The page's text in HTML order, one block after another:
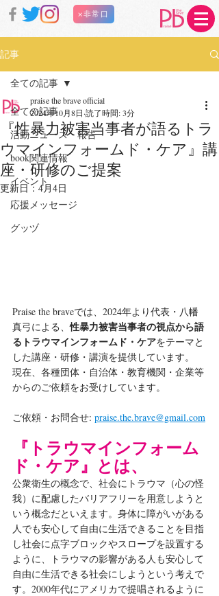
×非常口
記事
全ての記事
活動ニュース・報告
book関連情報
イベント
応援メッセージ
グッヅ
全ての記事
『性暴力被害当事者が語るトラ
ウマインフォームド・ケア』講
座・研修のご提案
praise the brave official
2024年10月8日 読了時間: 3分
更新日：4月4日
Praise the braveでは、2024年より代表・八幡
真弓による、性暴力被害当事者の視点から語
るトラウマインフォームド・ケアをテーマと
した講座・研修・講演を提供しています。
現在、各種団体・自治体・教育機関・企業等
からのご依頼をお受けしています。
ご依頼・お問合せ: praise.the.brave@gmail.com
『トラウマインフォーム
ド・ケア』とは、
公衆衛生の概念で、社会にトラウマ（心の怪
我）に配慮したバリアフリーを用意しようと
いう概念だといえます。身体に障がいがある
人でも安心して自由に生活できることを目指
し社会に点字ブロックやスロープを設置する
ように、トラウマの影響がある人も安心して
自由に生活できる社会にしようという考えで
す。2000年代にアメリカで提唱されるように